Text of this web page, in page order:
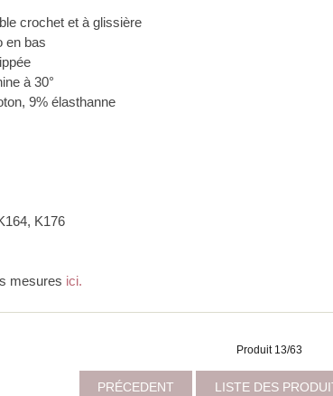
crochet et à glissière
en bas
à 30°
9% élasthanne
K176
mesures ici.
Produit 13/63
PRÉCEDENT LISTE DES